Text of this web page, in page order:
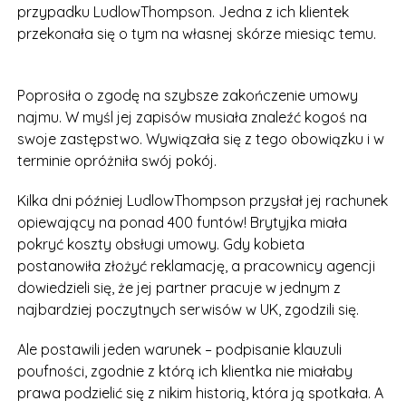
przypadku LudlowThompson. Jedna z ich klientek
przekonała się o tym na własnej skórze miesiąc temu.
Poprosiła o zgodę na szybsze zakończenie umowy
najmu. W myśl jej zapisów musiała znaleźć kogoś na
swoje zastępstwo. Wywiązała się z tego obowiązku i w
terminie opróżniła swój pokój.
Kilka dni później LudlowThompson przysłał jej rachunek
opiewający na ponad 400 funtów! Brytyjka miała
pokryć koszty obsługi umowy. Gdy kobieta
postanowiła złożyć reklamację, a pracownicy agencji
dowiedzieli się, że jej partner pracuje w jednym z
najbardziej poczytnych serwisów w UK, zgodzili się.
Ale postawili jeden warunek – podpisanie klauzuli
poufności, zgodnie z którą ich klientka nie miałaby
prawa podzielić się z nikim historią, która ją spotkała. A